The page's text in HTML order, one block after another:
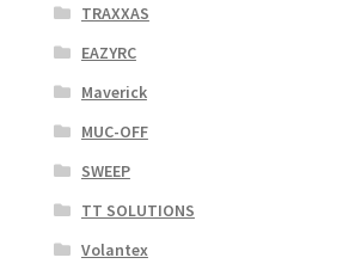
TRAXXAS
EAZYRC
Maverick
MUC-OFF
SWEEP
TT SOLUTIONS
Volantex